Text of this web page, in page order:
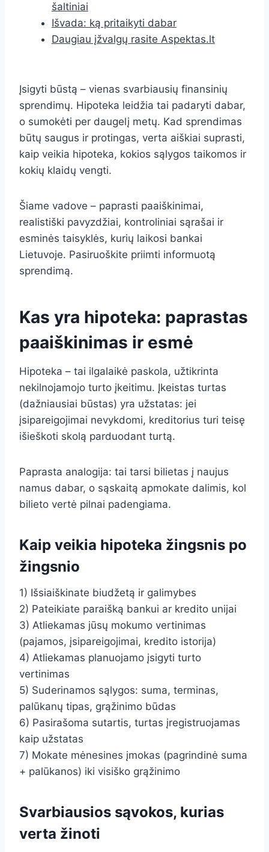
šaltiniai
Išvada: ką pritaikyti dabar
Daugiau įžvalgų rasite Aspektas.lt
Įsigyti būstą – vienas svarbiausių finansinių
sprendimų. Hipoteka leidžia tai padaryti dabar,
o sumokėti per daugelį metų. Kad sprendimas
būtų saugus ir protingas, verta aiškiai suprasti,
kaip veikia hipoteka, kokios sąlygos taikomos ir
kokių klaidų vengti.
Šiame vadove – paprasti paaiškinimai,
realistiški pavyzdžiai, kontroliniai sąrašai ir
esminės taisyklės, kurių laikosi bankai
Lietuvoje. Pasiruoškite priimti informuotą
sprendimą.
Kas yra hipoteka: paprastas
paaiškinimas ir esmė
Hipoteka – tai ilgalaikė paskola, užtikrinta
nekilnojamojo turto įkeitimu. Įkeistas turtas
(dažniausiai būstas) yra užstatas: jei
įsipareigojimai nevykdomi, kreditorius turi teisę
išieškoti skolą parduodant turtą.
Paprasta analogija: tai tarsi bilietas į naujus
namus dabar, o sąskaitą apmokate dalimis, kol
bilieto vertė pilnai padengiama.
Kaip veikia hipoteka žingsnis po
žingsnio
1) Išsiaiškinate biudžetą ir galimybes
2) Pateikiate paraišką bankui ar kredito unijai
3) Atliekamas jūsų mokumo vertinimas
(pajamos, įsipareigojimai, kredito istorija)
4) Atliekamas planuojamo įsigyti turto
vertinimas
5) Suderinamos sąlygos: suma, terminas,
palūkanų tipas, grąžinimo būdas
6) Pasirašoma sutartis, turtas įregistruojamas
kaip užstatas
7) Mokate mėnesines įmokas (pagrindinė suma
+ palūkanos) iki visiško grąžinimo
Svarbiausios sąvokos, kurias
verta žinoti